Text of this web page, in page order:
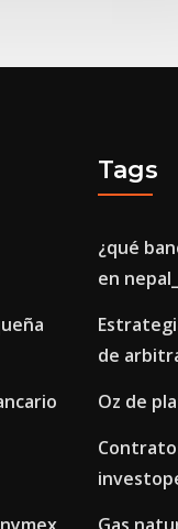
Tags
¿qué
en nepal_
de
Oz de